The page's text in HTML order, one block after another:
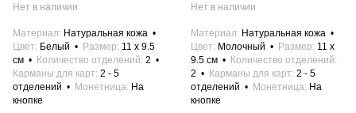
Нет в наличии
Материал
Натуральная кожа
Цвет
Белый Размер 11 x 9.5
см
Количество отделений 2
Карманы для карт 2 - 5
отделений
Монетница На
кнопке
Нет в наличии
Материал
Натуральная кожа
Цвет
Молочный Размер 11 x
9.5 см
Количество отделений
2
Карманы для карт 2 - 5
отделений
Монетница На
кнопке